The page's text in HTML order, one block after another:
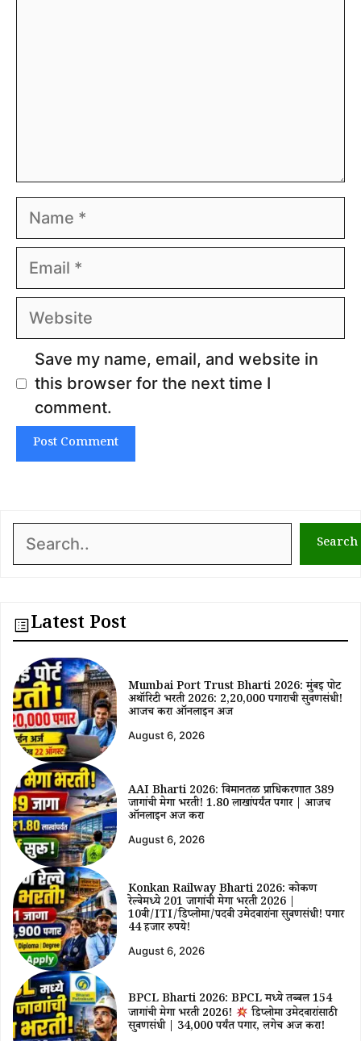
Name
Email
Website
Save my name, email, and website in
this browser for the next time I
comment.
Search Search
Latest Post
Mumbai Port Trust Bharti 2026: मुंबई पोर्ट
अथॉरिटी भरती 2026: ₹2,20,000 पगाराची सुवर्णसंधी!
आजच करा ऑनलाईन अर्ज
August 6, 2026
AAI Bharti 2026: विमानतळ प्राधिकरणात 389
जागांची मेगा भरती! ₹1.80 लाखांपर्यंत पगार | आजच
ऑनलाईन अर्ज करा
August 6, 2026
Konkan Railway Bharti 2026: कोकण
रेल्वेमध्ये 201 जागांची मेगा भरती 2026 |
10वी/ITI/डिप्लोमा/पदवी उमेदवारांना सुवर्णसंधी! पगार
44 हजार रुपये!
August 6, 2026
BPCL Bharti 2026: BPCL मध्ये तब्बल 154
जागांची मेगा भरती 2026!
डिप्लोमा उमेदवारांसाठी
सुवर्णसंधी | ₹34,000 पर्यंत पगार, लगेच अर्ज करा!